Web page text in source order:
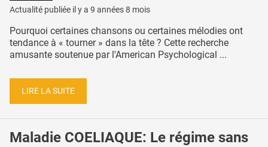
Actualité publiée il y a 9 années 8 mois
Pourquoi certaines chansons ou certaines mélodies ont
tendance à « tourner » dans la tête ? Cette recherche
amusante soutenue par l'American Psychological ...
LIRE LA SUITE
Maladie COELIAQUE: Le régime sans